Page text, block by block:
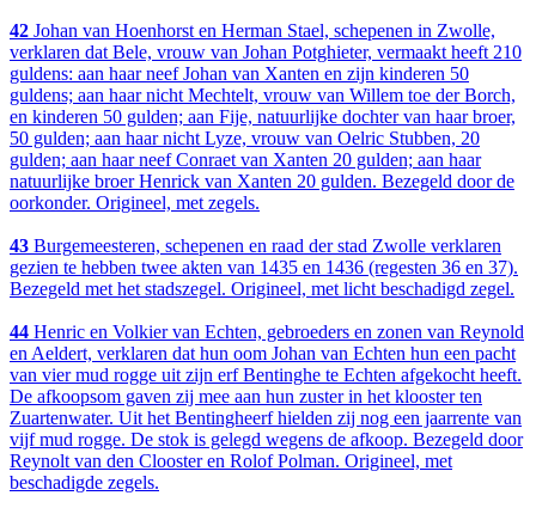
42 Johan van Hoenhorst en Herman Stael, schepenen in Zwolle,
verklaren dat Bele, vrouw van Johan Potghieter, vermaakt heeft 210
guldens: aan haar neef Johan van Xanten en zijn kinderen 50
guldens; aan haar nicht Mechtelt, vrouw van Willem toe der Borch,
en kinderen 50 gulden; aan Fije, natuurlijke dochter van haar broer,
50 gulden; aan haar nicht Lyze, vrouw van Oelric Stubben, 20
gulden; aan haar neef Conraet van Xanten 20 gulden; aan haar
natuurlijke broer Henrick van Xanten 20 gulden. Bezegeld door de
oorkonder. Origineel, met zegels.
43 Burgemeesteren, schepenen en raad der stad Zwolle verklaren
gezien te hebben twee akten van 1435 en 1436 (regesten 36 en 37).
Bezegeld met het stadszegel. Origineel, met licht beschadigd zegel.
44 Henric en Volkier van Echten, gebroeders en zonen van Reynold
en Aeldert, verklaren dat hun oom Johan van Echten hun een pacht
van vier mud rogge uit zijn erf Bentinghe te Echten afgekocht heeft.
De afkoopsom gaven zij mee aan hun zuster in het klooster ten
Zuartenwater. Uit het Bentingheerf hielden zij nog een jaarrente van
vijf mud rogge. De stok is gelegd wegens de afkoop. Bezegeld door
Reynolt van den Clooster en Rolof Polman. Origineel, met
beschadigde zegels.